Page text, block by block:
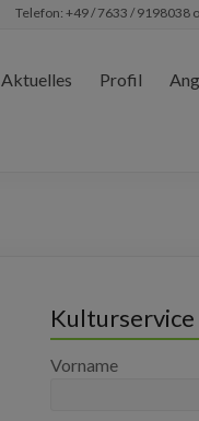
Telefon: +49 / 7633 / 9198038
Aktuelles Profil
Vorname